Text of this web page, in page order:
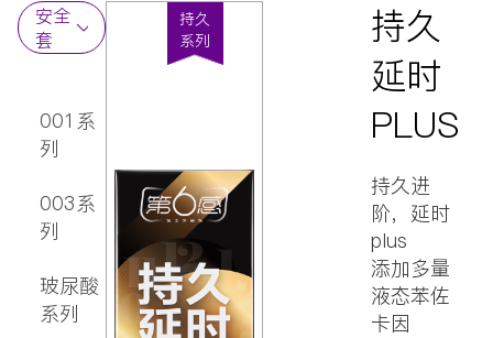
安全
套
具
延时喷
001系
列
003系
列
玻尿酸
系列
持久
系列
持久
延时
PLUS
持久进
阶，延时
plus
添加多量
液态苯佐
卡因